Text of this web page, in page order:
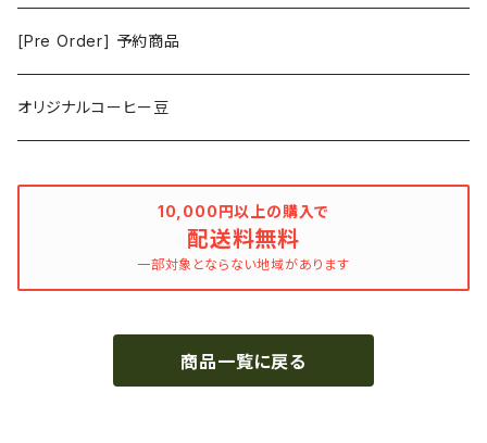
ゲーム
ミュージカル/音楽/ドキュメンタリー/コンピ
Grouper
Bill Callahan
Phoebe Bridgers
The Beautiful South
[Pre Order] 予約商品
オリジナルコーヒー豆
10,000円以上の購入で
配送料無料
一部対象とならない地域があります
商品一覧に戻る